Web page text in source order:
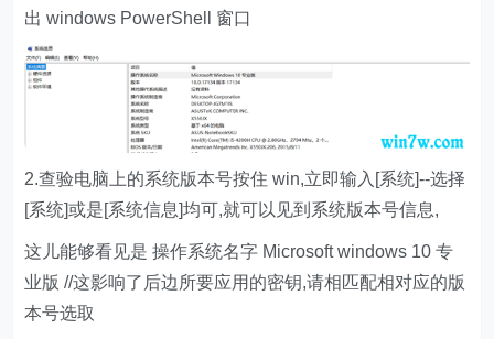
出 windows PowerShell 窗口
2.查验电脑上的系统版本号按住 win,立即输入[系统]--选择
[系统]或是[系统信息]均可,就可以见到系统版本号信息,
这儿能够看见是 操作系统名字 Microsoft windows 10 专
业版 //这影响了后边所要应用的密钥,请相匹配相对应的版
本号选取